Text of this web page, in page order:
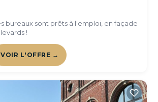
bureaux sont prêts à l'emploi, en façade
!
VOIR L'OFFRE →